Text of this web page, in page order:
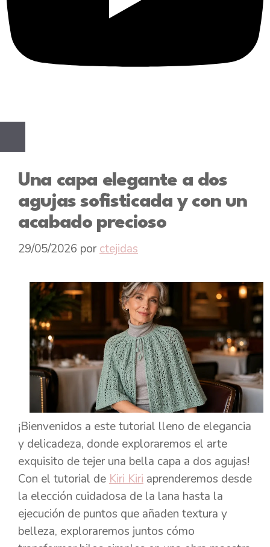
Una capa elegante a dos
agujas sofisticada y con un
acabado precioso
29/05/2026 por ctejidas
¡Bienvenidos a este tutorial lleno de elegancia
y delicadeza, donde exploraremos el arte
exquisito de tejer una bella capa a dos agujas!
Con el tutorial de Kiri Kiri aprenderemos desde
la elección cuidadosa de la lana hasta la
ejecución de puntos que añaden textura y
belleza, exploraremos juntos cómo